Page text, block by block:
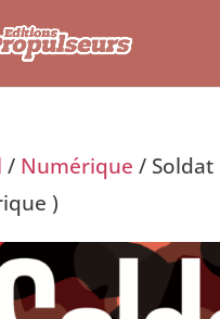
/ Numérique /
)